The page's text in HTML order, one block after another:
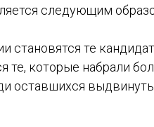
следующим
становятся те
те, которые набрали
оставшихся